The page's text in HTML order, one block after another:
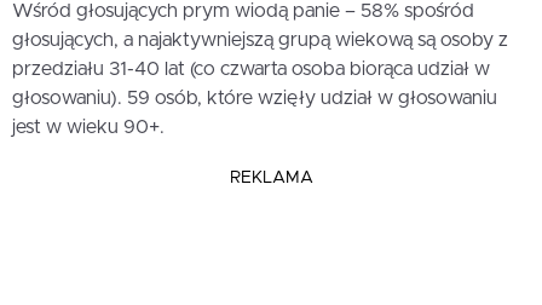
Wśród głosujących prym wiodą panie – 58% spośród
głosujących, a najaktywniejszą grupą wiekową są osoby z
przedziału 31-40 lat (co czwarta osoba biorąca udział w
głosowaniu). 59 osób, które wzięły udział w głosowaniu
jest w wieku 90+.
REKLAMA